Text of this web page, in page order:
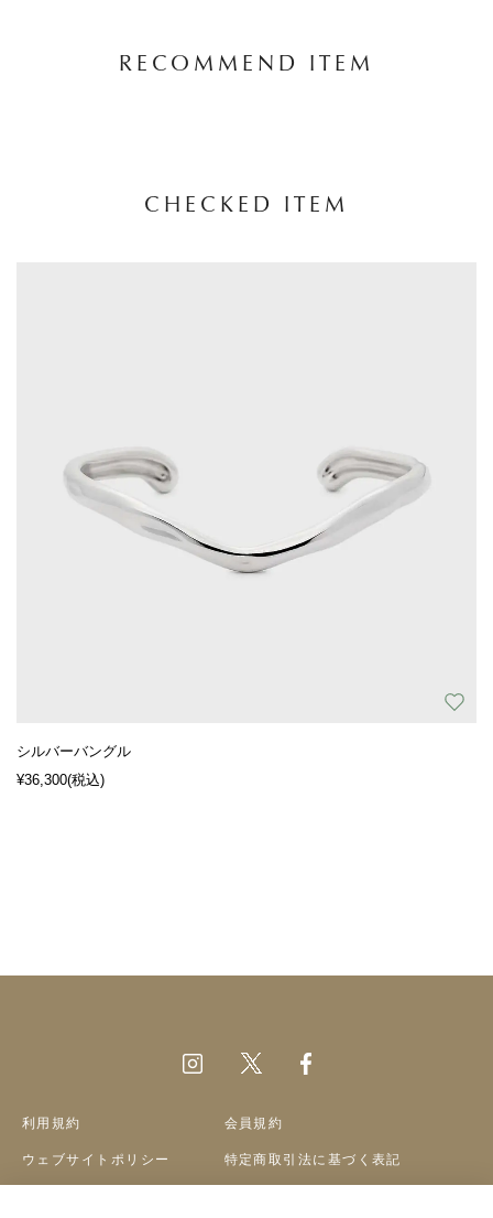
RECOMMEND ITEM
CHECKED ITEM
シルバーバングル
¥36,300(税込)
利用規約 会員規約
ウェブサイトポリシー 特定商取引法に基づく表記